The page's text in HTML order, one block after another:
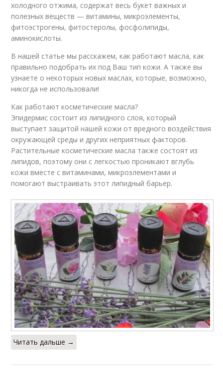
холодного отжима, содержат весь букет важных и
полезных веществ — витамины, микроэлементы,
фитоэстрогены, фитостеролы, фосфолипиды,
аминокислоты.
В нашей статье мы расскажем, как работают масла, как
правильно подобрать их под Ваш тип кожи. А также вы
узнаете о некоторых новых маслах, которые, возможно,
никогда не использовали!
Как работают косметические масла?
Эпидермис состоит из липидного слоя, который
выступает защитой нашей кожи от вредного воздействия
окружающей среды и других неприятных факторов.
Растительные косметические масла также состоят из
липидов, поэтому они с легкостью проникают вглубь
кожи вместе с витаминами, микроэлементами и
помогают выстраивать этот липидный барьер.
Читать дальше →